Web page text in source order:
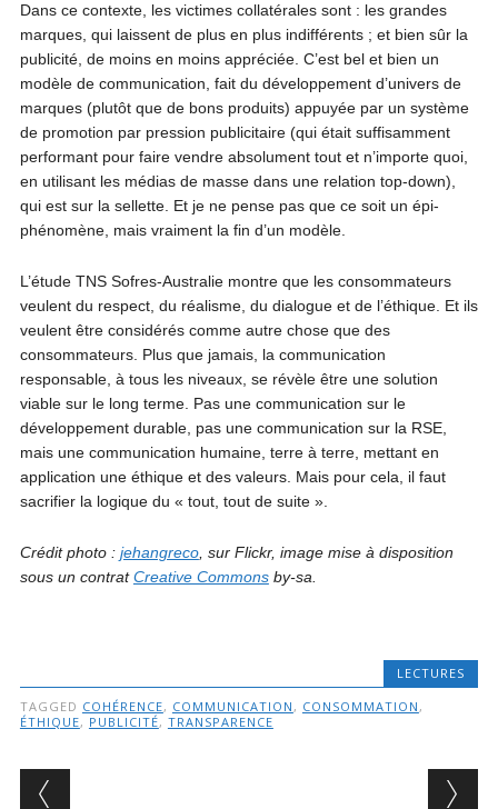
Dans ce contexte, les victimes collatérales sont : les grandes
marques, qui laissent de plus en plus indifférents ; et bien sûr la
publicité, de moins en moins appréciée. C’est bel et bien un
modèle de communication, fait du développement d’univers de
marques (plutôt que de bons produits) appuyée par un système
de promotion par pression publicitaire (qui était suffisamment
performant pour faire vendre absolument tout et n’importe quoi,
en utilisant les médias de masse dans une relation top-down),
qui est sur la sellette. Et je ne pense pas que ce soit un épi-
phénomène, mais vraiment la fin d’un modèle.
L’étude TNS Sofres-Australie montre que les consommateurs
veulent du respect, du réalisme, du dialogue et de l’éthique. Et ils
veulent être considérés comme autre chose que des
consommateurs. Plus que jamais, la communication
responsable, à tous les niveaux, se révèle être une solution
viable sur le long terme. Pas une communication sur le
développement durable, pas une communication sur la RSE,
mais une communication humaine, terre à terre, mettant en
application une éthique et des valeurs. Mais pour cela, il faut
sacrifier la logique du « tout, tout de suite ».
Crédit photo : jehangreco, sur Flickr, image mise à disposition
sous un contratCreative Commonsby-sa.
LECTURES
TAGGED COHÉRENCE, COMMUNICATION , CONSOMMATION ,
ÉTHIQUE, PUBLICITÉ, TRANSPARENCE
Post navigation